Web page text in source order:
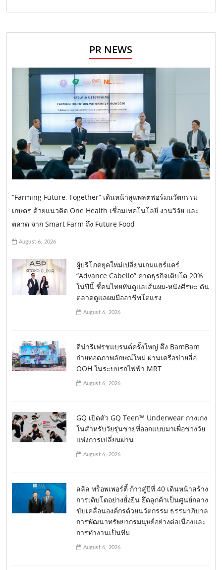
PR NEWS
“Farming Future, Together” เดินหน้าสู่แพลตฟอร์มนวัตกรรม
เกษตร ด้วยแนวคิด One Health เชื่อมเทคโนโลยี งานวิจัย และ
ตลาด จาก Smart Farm ถึง Future Food
August 6, 2026
ผู้บริโภคยุคใหม่เปลี่ยนเกมแฮร์แคร์
“Advance Cabello” คาดธุรกิจเติบโต 20%
ในปีนี้ ชี้คนไทยหันดูแลเส้นผม-หนังศีรษะ ดัน
ตลาดดูแลผมมืออาชีพโตแรง
August 6, 2026
ดีน่ารีเฟรชแบรนด์ครั้งใหญ่ ดึง BamBam
ถ่ายทอดภาพลักษณ์ใหม่ ผ่านเครือข่ายสื่อ
OOH ในระบบรถไฟฟ้า MRT
August 6, 2026
GQ เปิดตัว GQ Teen™ Underwear กางเกง
ในสำหรับวัยรุ่นชายที่ออกแบบมาเพื่อช่วงวัย
แห่งการเปลี่ยนผ่าน
August 6, 2026
ลลิล พร็อพเพอร์ตี้ ก้าวสู่ปีที่ 40 เดินหน้าสร้าง
การเติบโตอย่างยั่งยืน ยึดลูกค้าเป็นศูนย์กลาง
ขับเคลื่อนองค์กรด้วยนวัตกรรม ธรรมาภิบาล
การพัฒนาทรัพยากรมนุษย์อย่างต่อเนื่องและ
การทำงานเป็นทีม
August 6, 2026